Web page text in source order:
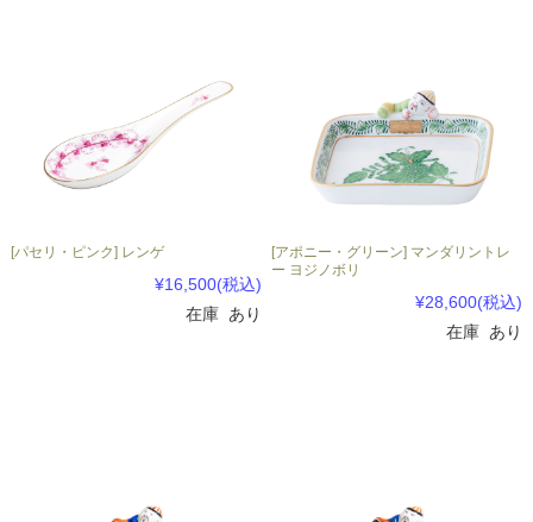
[パセリ・ピンク] レンゲ
¥16,500(税込)
在庫 あり
[アポニー・グリーン] マンダリントレ
ー ヨジノボリ
¥28,600(税込)
在庫 あり